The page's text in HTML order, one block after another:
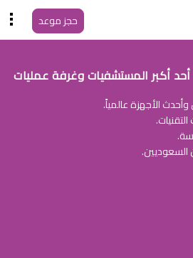
حجز موعد
أكبر المستشفيات وغرفة عمليات
الأجهزة عالمياً.
السعوديين.